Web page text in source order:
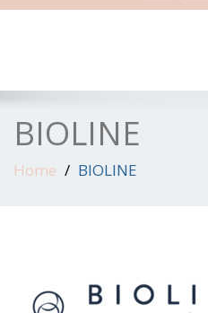
BIOLINE
Home BIOLINE